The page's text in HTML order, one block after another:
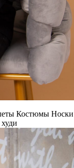
Костюмы Носки